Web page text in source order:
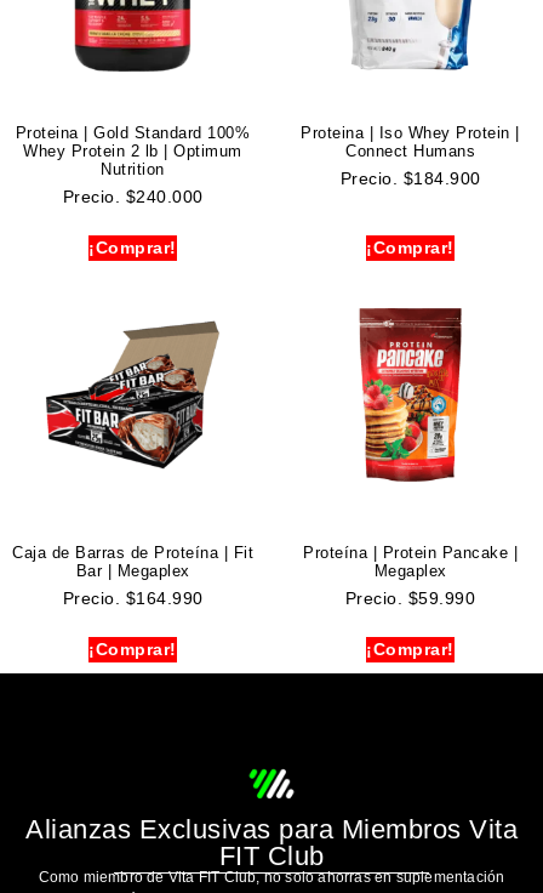
Proteina | Gold Standard 100%
Whey Protein 2 lb | Optimum
Nutrition
Precio. $240.000
¡Comprar!
Proteina | Iso Whey Protein |
Connect Humans
Precio. $184.900
¡Comprar!
Caja de Barras de Proteína | Fit
Bar | Megaplex
Precio. $164.990
¡Comprar!
Proteína | Protein Pancake |
Megaplex
Precio. $59.990
¡Comprar!
Alianzas Exclusivas para Miembros Vita
FIT Club
Como miembro de Vita FIT Club, no solo ahorras en suplementación